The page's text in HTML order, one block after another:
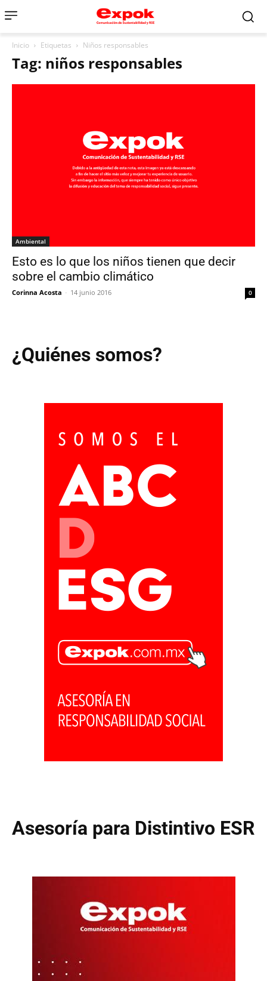
Inicio Etiquetas Niños responsables
Tag: niños responsables
Ambiental
Esto es lo que los niños tienen que decir
sobre el cambio climático
Corinna Acosta - 14 junio 2016 0
¿Quiénes somos?
Asesoría para Distintivo ESR